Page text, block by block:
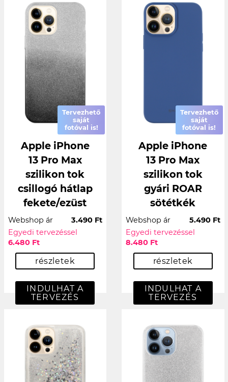
Tervezhető
saját
fotóval is!
Apple iPhone
13 Pro Max
szilikon tok
csillogó hátlap
fekete/ezüst
Webshop ár
3.490 Ft
Egyedi tervezéssel
6.480 Ft
részletek
INDULHAT A
TERVEZÉS
Tervezhető
saját
fotóval is!
Apple iPhone
13 Pro Max
szilikon tok
gyári ROAR
sötétkék
Webshop ár
5.490 Ft
Egyedi tervezéssel
8.480 Ft
részletek
INDULHAT A
TERVEZÉS